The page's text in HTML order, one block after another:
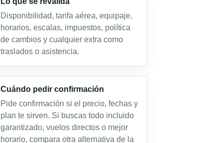
Disponibilidad, tarifa aérea, equipaje,
horarios, escalas, impuestos, política
de cambios y cualquier extra como
traslados o asistencia.
Cuándo pedir confirmación
Pide confirmación si el precio, fechas y
plan te sirven. Si buscas todo incluido
garantizado, vuelos directos o mejor
horario, compara otra alternativa de la